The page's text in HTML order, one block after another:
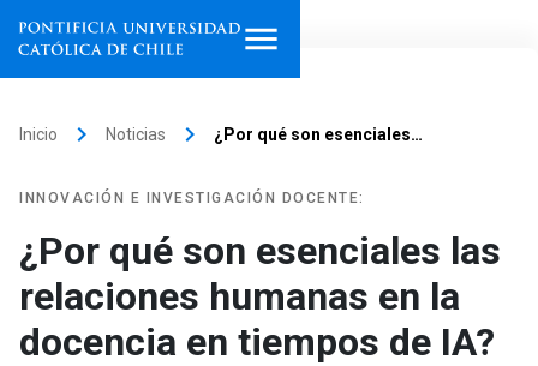
institutos
Investigación
Inicio keyboard_arrow_right Noticias keyboard_arrow_right ¿Por qué son esenciales…
INNOVACIÓN E INVESTIGACIÓN DOCENTE:
¿Por qué son esenciales las
relaciones humanas en la
docencia en tiempos de IA?